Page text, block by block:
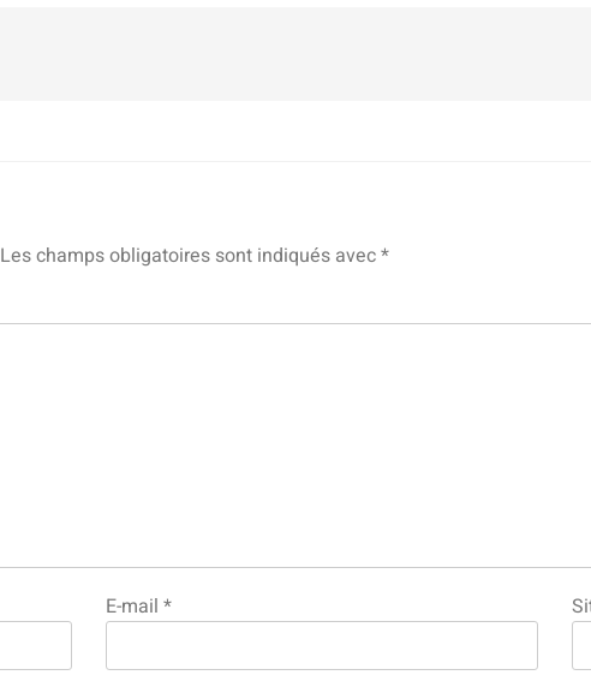
Les champs obligatoires sont indiqués avec*
E-mail*